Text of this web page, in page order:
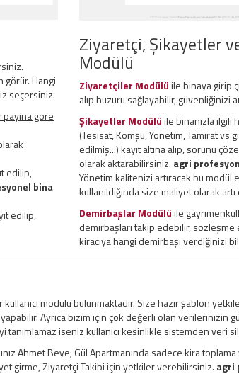
görür. Hangi
seçersiniz.
göre
edilip,
bina
edilip,
Ziyaretçi, Şikayetler
Modülü
Ziyaretçiler Modülüile binaya girip
alıp huzuru sağlayabilir, güvenliğinizi
Şikayetler Modülüile binanızla ilgili
(Tesisat, Komşu, Yönetim, Tamirat vs
edilmiş...) kayıt altına alıp, sorunu
olarak aktarabilirsiniz. agri
Yönetim kalitenizi artıracak bu modül
kullanıldığında size maliyet olarak
Demirbaşlar Modülüile
demirbaşları takip edebilir, sözleşme
kiracıya hangi demirbaşı verdiğinizi
modülü bulunmaktadır. Size hazır şablon
Ayrıca bizim için çok değerli olan verilerinizin
tanımlamaz iseniz kullanıcı kesinlikle sistemden veri
Ahmet Beye; Gül Apartmanında sadece kira
girme, Ziyaretçi Takibi için yetkiler verebilirsiniz. agri